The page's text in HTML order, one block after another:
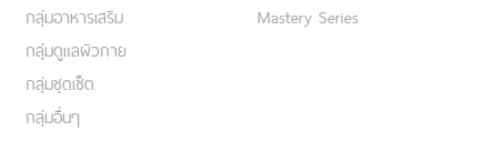
กลุ่มอาหารเสริม
กลุ่มดูแลผิวกาย
กลุ่มชุดเซ็ต
กลุ่มอื่นๆ
Mastery Series